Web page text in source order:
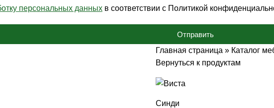
персональных данныхв соответствии с Политикой
Отправить
Главная страница » Каталог
Вернуться к продуктам
Синди